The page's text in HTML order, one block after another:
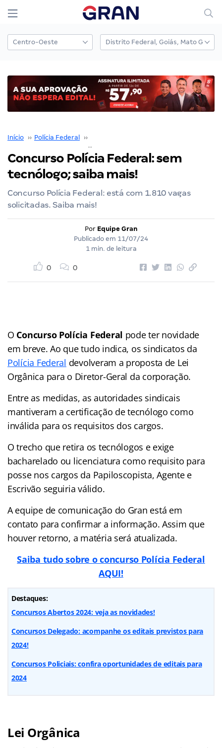
Início ›› Polícia Federal ››
Concurso Polícia Federal: sem
tecnólogo; saiba mais!
Concurso Polícia Federal: está com 1.810 vagas
solicitadas. Saiba mais!
Por Equipe Gran
Publicado em 11/07/24
1 min. de leitura
0 0
O Concurso Polícia Federal pode ter novidade
em breve. Ao que tudo indica, os sindicatos da
Polícia Federal devolveram a proposta de Lei
Orgânica para o Diretor-Geral da corporação.
Entre as medidas, as autoridades sindicais
mantiveram a certificação de tecnólogo como
inválida para os requisitos dos cargos.
O trecho que retira os tecnólogos e exige
bacharelado ou licenciatura como requisito para
posse nos cargos da Papiloscopista, Agente e
Escrivão seguiria válido.
A equipe de comunicação do Gran está em
contato para confirmar a informação. Assim que
houver retorno, a matéria será atualizada.
Saiba tudo sobre o concurso Polícia Federal
AQUI!
Destaques:
Concursos Abertos 2024: veja as novidades!
Concursos Delegado: acompanhe os editais previstos para
2024!
Concursos Policiais: confira oportunidades de editais para
2024
Lei Orgânica